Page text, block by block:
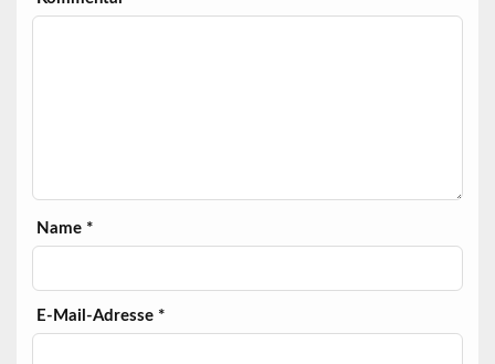
Name *
E-Mail-Adresse *